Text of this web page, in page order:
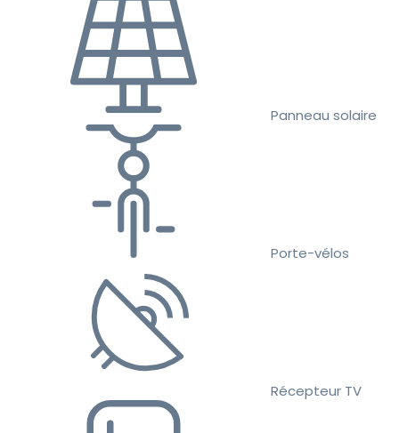
Panneau solaire
Porte-vélos
Récepteur TV